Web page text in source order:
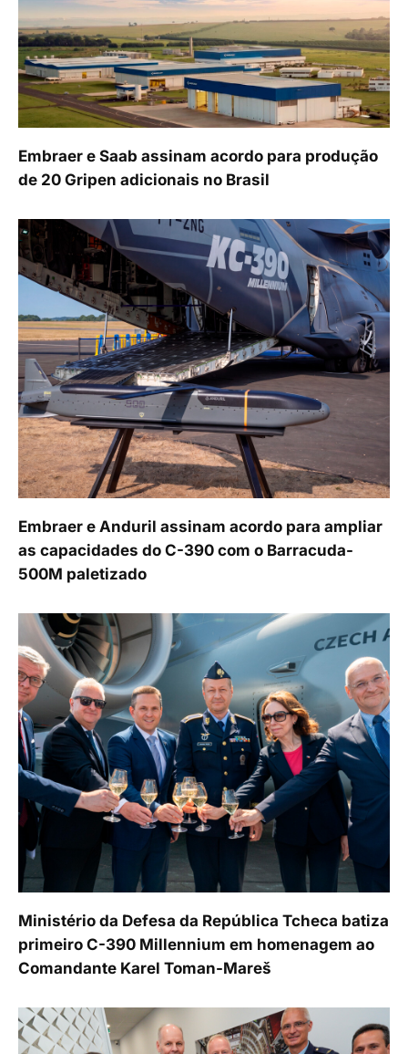
Embraer e Saab assinam acordo para produção
de 20 Gripen adicionais no Brasil
Embraer e Anduril assinam acordo para ampliar
as capacidades do C-390 com o Barracuda-
500M paletizado
Ministério da Defesa da República Tcheca batiza
primeiro C-390 Millennium em homenagem ao
Comandante Karel Toman-Mareš